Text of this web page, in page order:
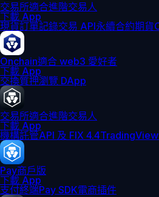
交易所適合進階交易人
下載 App
現貨訂單記錄交易 API永續合約期貨
Onchain適合 web3 愛好者
下載 App
交換質押瀏覽 DApp
交易所適合進階交易人
下載 App
機構託管API 及 FIX 4.4TradingView
Pay商戶版
下載 App
支付終端Pay SDK電商插件